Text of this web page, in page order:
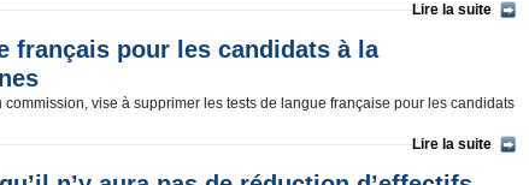
Lire la suite
français pour les candidats à la
vise à supprimer les tests de langue française pour les candidats
Lire la suite